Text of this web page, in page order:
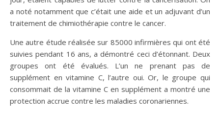
a noté notamment que c’était une aide et un adjuvant d’un
traitement de chimiothérapie contre le cancer.
Une autre étude réalisée sur 85000 infirmières qui ont été
suivies pendant 16 ans, a démontré ceci d’étonnant. Deux
groupes ont été évalués. L’un ne prenant pas de
supplément en vitamine C, l’autre oui. Or, le groupe qui
consommait de la vitamine C en supplément a montré une
protection accrue contre les maladies coronariennes.